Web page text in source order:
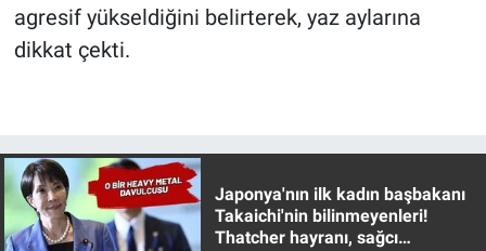
agresif yükseldiğini belirterek, yaz aylarına
dikkat çekti.
Japonya'nın ilk kadın başbakanı
Takaichi'nin bilinmeyenleri!
Thatcher hayranı, sağcı
Kültür Sanat
Popüler
Programlar